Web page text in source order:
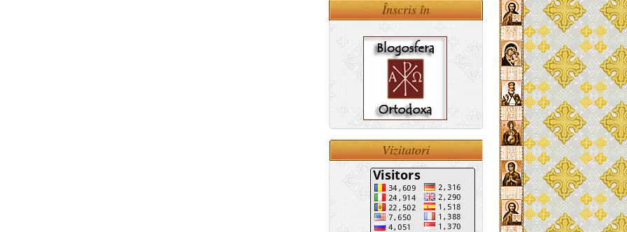
Înscris în
Vizitatori